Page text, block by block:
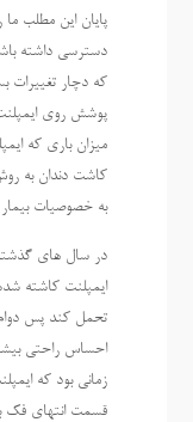
پایان این مطلب
دسترسی داشته
که دچار تغییرات
پوشش روی
میزان باری که
کاشت دندان به
به خصوصیات
در سال های
ایمپلنت کاشته شده
تحمل کند پس
احساس راحتی
قسمت انتهای فک